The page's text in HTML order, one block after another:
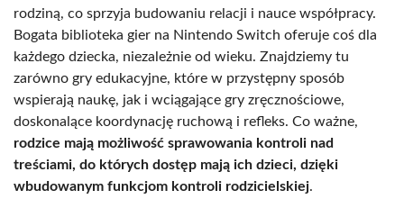
rodziną, co sprzyja budowaniu relacji i nauce współpracy.
Bogata biblioteka gier na Nintendo Switch oferuje coś dla
każdego dziecka, niezależnie od wieku. Znajdziemy tu
zarówno gry edukacyjne, które w przystępny sposób
wspierają naukę, jak i wciągające gry zręcznościowe,
doskonalące koordynację ruchową i refleks. Co ważne,
rodzice mają możliwość sprawowania kontroli nad
treściami, do których dostęp mają ich dzieci, dzięki
wbudowanym funkcjom kontroli rodzicielskiej.